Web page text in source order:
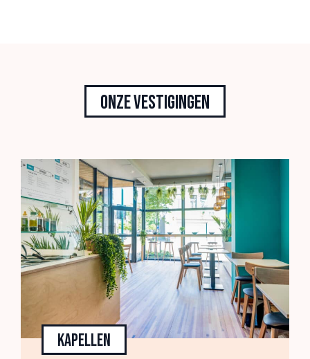
Onze vestigingen
Kapellen